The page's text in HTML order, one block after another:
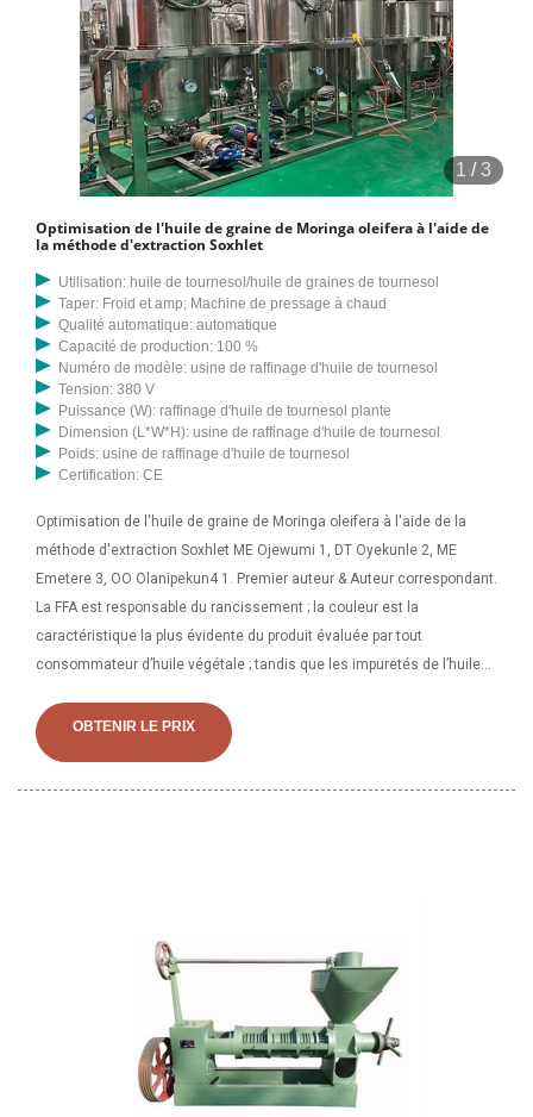
1 /3
Optimisation de l'huile de graine de Moringa oleifera à l'aide de
la méthode d'extraction Soxhlet
Utilisation: huile de tournesol/huile de graines de tournesol
Taper: Froid et amp; Machine de pressage à chaud
Qualité automatique: automatique
Capacité de production: 100 %
Numéro de modèle: usine de raffinage d'huile de tournesol
Tension: 380 V
Puissance (W): raffinage d'huile de tournesol plante
Dimension (L*W*H): usine de raffinage d'huile de tournesol
Poids: usine de raffinage d'huile de tournesol
Certification: CE
Optimisation de l'huile de graine de Moringa oleifera à l'aide de la
méthode d'extraction Soxhlet ME Ojewumi 1, DT Oyekunle 2, ME
Emetere 3, OO Olanipekun4 1. Premier auteur & Auteur correspondant.
La FFA est responsable du rancissement ; la couleur est la
caractéristique la plus évidente du produit évaluée par tout
consommateur d’huile végétale ; tandis que les impuretés de l’huile
méthode mécanique d'expression de l'huile a du gain
OBTENIR LE PRIX